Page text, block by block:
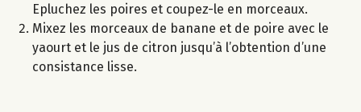
Epluchez les poires et coupez-le en morceaux.
Mixez les morceaux de banane et de poire avec le
yaourt et le jus de citron jusqu’à l’obtention d’une
consistance lisse.